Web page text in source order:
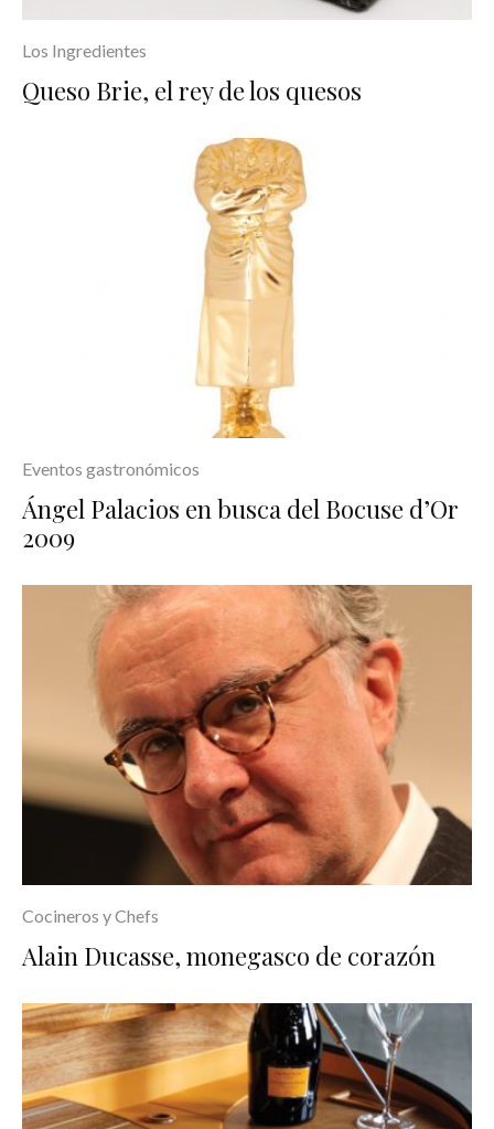
Los Ingredientes
Queso Brie, el rey de los quesos
Eventos gastronómicos
Ángel Palacios en busca del Bocuse d’Or
2009
Cocineros y Chefs
Alain Ducasse, monegasco de corazón